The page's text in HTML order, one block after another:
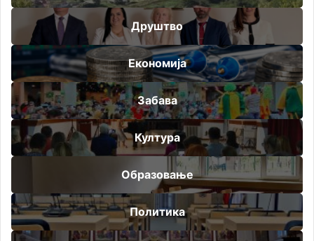
Друштво
Економија
Забава
Култура
Образовање
Политика